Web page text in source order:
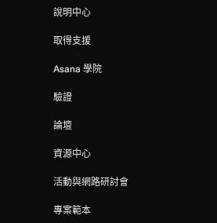
說明中心
取得支援
Asana 學院
驗證
論壇
資源中心
活動與網路研討會
專案範本